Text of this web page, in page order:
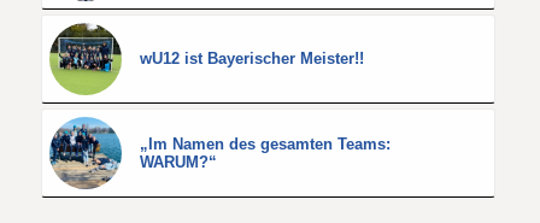
wU12 ist Bayerischer Meister!!
„Im Namen des gesamten Teams:
WARUM?“